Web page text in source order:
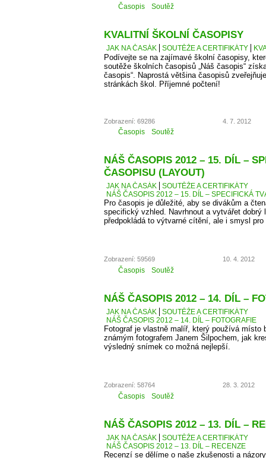
Časopis Soutěž
KVALITNÍ ŠKOLNÍ ČASOPISY
JAK NA ČASÁK SOUTĚŽE A CERTIFIKÁTY
Podívejte se na zajímavé školní časopisy,
soutěže školních časopisů „Náš časopis“
časopis“. Naprostá většina časopisů
stránkách škol. Příjemné počtení!
Zobrazení: 69286 4. 7. 2012
Časopis Soutěž
NÁŠ ČASOPIS 2012 – 15. DÍL –
ČASOPISU (LAYOUT)
JAK NA ČASÁK
SOUTĚŽE A CERTIFIKÁTY
NÁŠ ČASOPIS 2012 – 15. DÍL – SPECIFICKÁ
Pro časopis je důležité, aby se divákům a
specifický vzhled. Navrhnout a vytvářet dobrý
předpokládá to výtvarné cítění, ale i smysl pro
Zobrazení: 59569 10. 4. 2012
Časopis Soutěž
NÁŠ ČASOPIS 2012 – 14. DÍL –
JAK NA ČASÁK
SOUTĚŽE A CERTIFIKÁTY
NÁŠ ČASOPIS 2012 – 14. DÍL – FOTOGRAFIE
Fotograf je vlastně malíř, který používá místo
známým fotografem Janem Šilpochem, jak
výsledný snímek co možná nejlepší.
Zobrazení: 58764 28. 3. 2012
Časopis Soutěž
NÁŠ ČASOPIS 2012 – 13. DÍL –
JAK NA ČASÁK
SOUTĚŽE A CERTIFIKÁTY
NÁŠ ČASOPIS 2012 – 13. DÍL – RECENZE
Recenzí se dělíme o naše zkušenosti a